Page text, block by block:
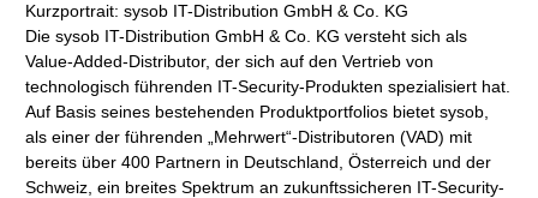
Kurzportrait: sysob IT-Distribution GmbH & Co. KG
Die sysob IT-Distribution GmbH & Co. KG versteht sich als
Value-Added-Distributor, der sich auf den Vertrieb von
technologisch führenden IT-Security-Produkten spezialisiert hat.
Auf Basis seines bestehenden Produktportfolios bietet sysob,
als einer der führenden „Mehrwert“-Distributoren (VAD) mit
bereits über 400 Partnern in Deutschland, Österreich und der
Schweiz, ein breites Spektrum an zukunftssicheren IT-Security-